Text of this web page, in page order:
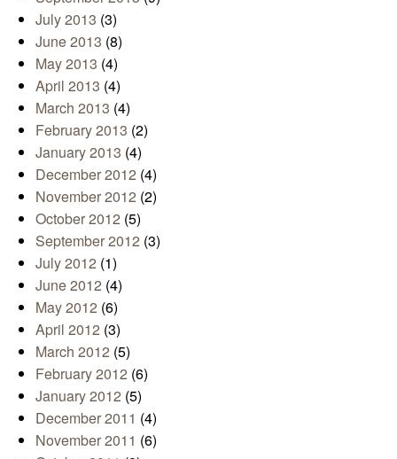
July 2013 (3)
June 2013 (8)
May 2013 (4)
April 2013 (4)
March 2013 (4)
February 2013 (2)
January 2013 (4)
December 2012 (4)
November 2012 (2)
October 2012 (5)
September 2012 (3)
July 2012 (1)
June 2012 (4)
May 2012 (6)
April 2012 (3)
March 2012 (5)
February 2012 (6)
January 2012 (5)
December 2011 (4)
November 2011 (6)